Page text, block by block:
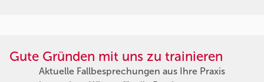
Gute Gründen mit uns zu trainieren
Aktuelle Fallbesprechungen aus Ihre Praxis